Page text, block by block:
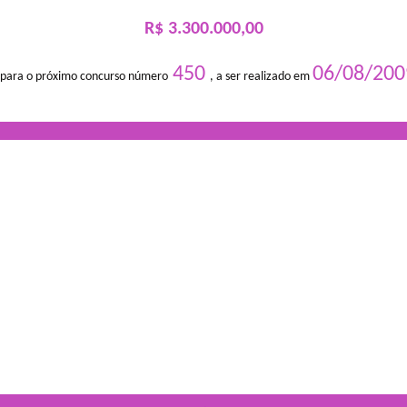
R$ 3.300.000,00
o próximo concurso número 450 , a ser realizado em 06/08/